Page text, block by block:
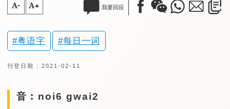
A- A+ 我要回应
粤语字 每日一词
刊登日期 : 2021-02-11
音︰noi6 gwai2